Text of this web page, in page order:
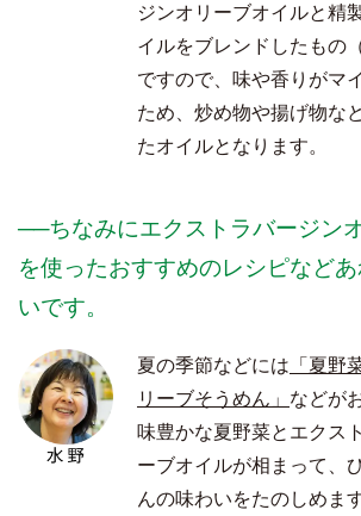
ジンオリーブオイルと精
イルをブレンドしたもの
ですので、味や香りがマ
ため、炒め物や揚げ物な
たオイルとなります。
──ちなみにエクストラバージン
を使ったおすすめのレシピなど
いです。
夏の季節などには 「夏野
リーブそうめん」 などが
味豊かな夏野菜とエクス
ーブオイルが相まって、
んの味わいをたのしめま